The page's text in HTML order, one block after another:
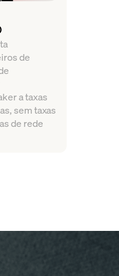
de
a taxas
sem taxas
de rede